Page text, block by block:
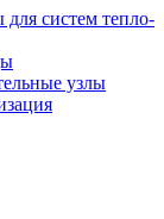
систем тепло-
узлы